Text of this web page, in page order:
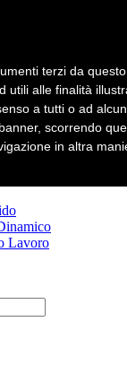
Lavoro
terzi da
utili alle finalità
a tutti o ad
scorrendo
in altra